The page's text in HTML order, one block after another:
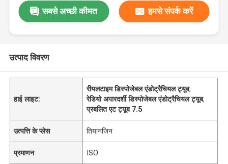
सबसे अच्छी कीमत हमसे संपर्क करें
उत्पाद विवरण
हाई लाइट:
रीयलटाइम डिस्पोजेबल एंडोट्रैचियल ट्यूब,
रेडियो अपारदर्शी डिस्पोजेबल एंडोट्रैचियल ट्यूब,
प्रबलित एट ट्यूब 7.5
उत्पत्ति के प्लेस तियानजिन
प्रमाणन ISO